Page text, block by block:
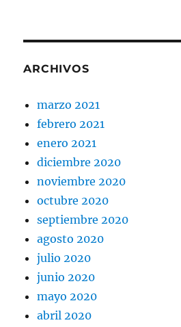
ARCHIVOS
marzo 2021
febrero 2021
enero 2021
diciembre 2020
noviembre 2020
octubre 2020
septiembre 2020
agosto 2020
julio 2020
junio 2020
mayo 2020
abril 2020